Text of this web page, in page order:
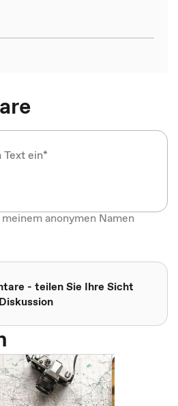
anonymen Namen
- teilen Sie Ihre Sicht